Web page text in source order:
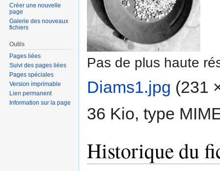
Pas de plus haute
Diams1.jpg (231
36 Kio, type
Historique du
Créer une nouvelle
page
Galerie des nouveaux
fichiers
Outils
Pages liées
Suivi des pages liées
Pages spéciales
Version imprimable
Lien permanent
Information sur la page